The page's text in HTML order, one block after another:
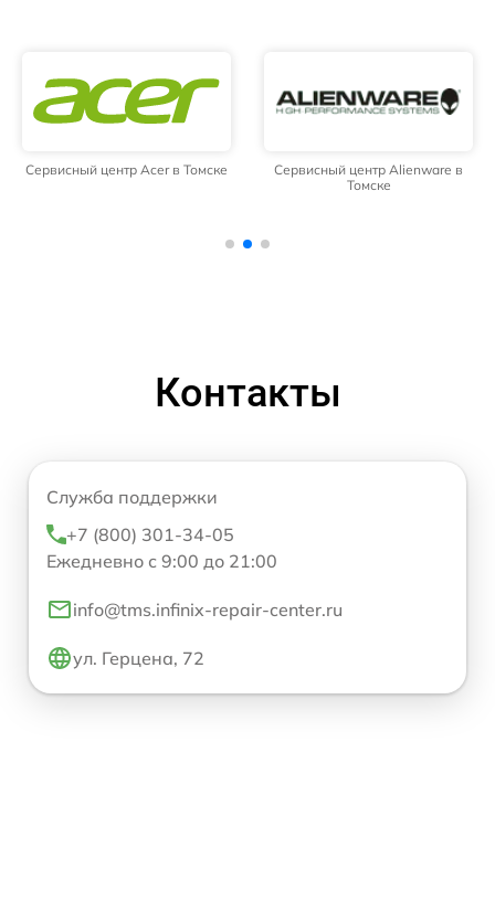
Сервисный центр Acer в Томске
Сервисный центр Alienware в
Томске
Контакты
Служба поддержки
+7 (800) 301-34-05
Ежедневно с 9:00 до 21:00
info@tms.infinix-repair-center.ru
ул. Герцена, 72